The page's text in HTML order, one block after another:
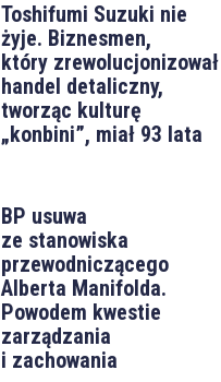
Toshifumi Suzuki nie
żyje. Biznesmen,
który zrewolucjonizował
handel detaliczny,
tworząc kulturę
„konbini”, miał 93 lata
BP usuwa
ze stanowiska
przewodniczącego
Alberta Manifolda.
Powodem kwestie
zarządzania
i zachowania